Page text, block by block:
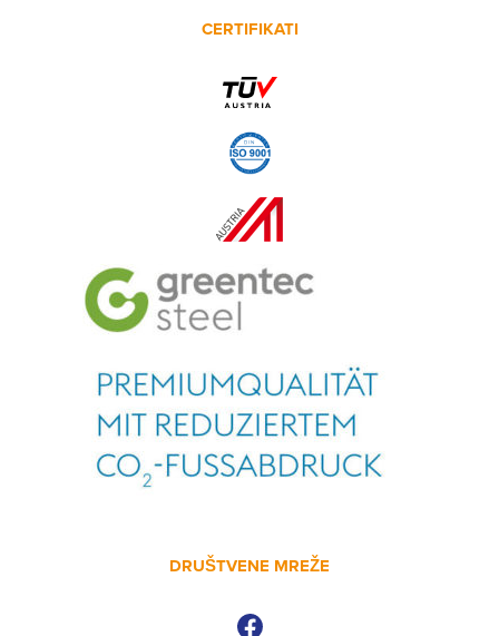
CERTIFIKATI
DRUŠTVENE MREŽE